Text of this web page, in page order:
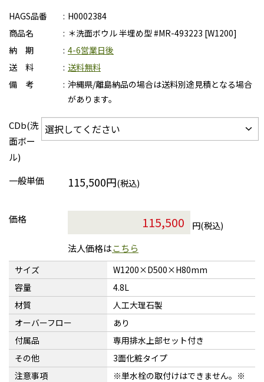
HAGS品番
H0002384
商品名
＊洗面ボウル 半埋め型 #MR-493223 [W1200]
納 期
4-6営業日後
送 料
送料無料
備 考
沖縄県/離島納品の場合は送料別途見積となる場合
があります。
CDb(洗
面ボー
ル)
一般単価
115,500円(税込)
価格
円(税込)
法人価格はこちら
サイズ
W1200×D500×H80mm
容量
4.8L
材質
人工大理石製
オーバーフロー
あり
付属品
専用排水上部セット付き
その他
3面化粧タイプ
注意事項
※単水栓の取付けはできません。※